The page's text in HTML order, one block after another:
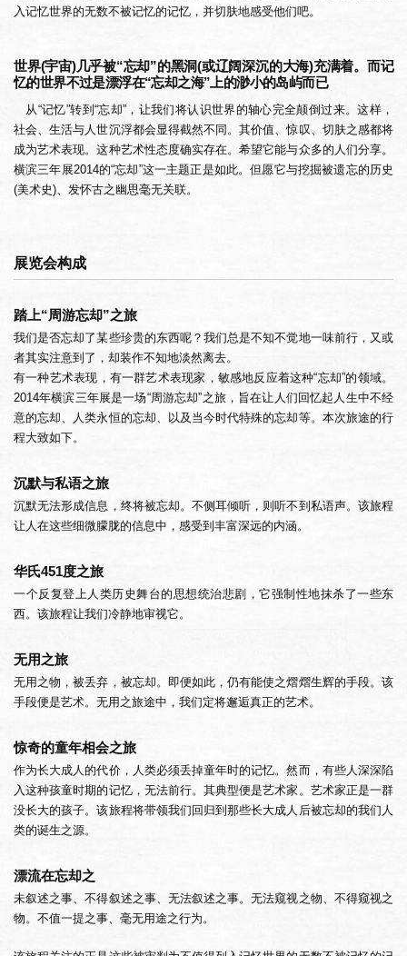
入记忆世界的无数不被记忆的记忆，并切肤地感受他们吧。
世界(宇宙)几乎被“忘却”的黑洞(或辽阔深沉的大海)充满着。而记
忆的世界不过是漂浮在“忘却之海”上的渺小的岛屿而已
从“记忆”转到“忘却”，让我们将认识世界的轴心完全颠倒过来。这样，
社会、生活与人世沉浮都会显得截然不同。其价值、惊叹、切肤之感都将
成为艺术表现。这种艺术性态度确实存在。希望它能与众多的人们分享。
横滨三年展2014的“忘却”这一主题正是如此。但愿它与挖掘被遗忘的历史
(美术史)、发怀古之幽思毫无关联。
展览会构成
踏上“周游忘却”之旅
我们是否忘却了某些珍贵的东西呢？我们总是不知不觉地一味前行，又或
者其实注意到了，却装作不知地淡然离去。
有一种艺术表现，有一群艺术表现家，敏感地反应着这种“忘却”的领域。
2014年横滨三年展是一场“周游忘却”之旅，旨在让人们回忆起人生中不经
意的忘却、人类永恒的忘却、以及当今时代特殊的忘却等。本次旅途的行
程大致如下。
沉默与私语之旅
沉默无法形成信息，终将被忘却。不侧耳倾听，则听不到私语声。该旅程
让人在这些细微朦胧的信息中，感受到丰富深远的内涵。
华氏451度之旅
一个反复登上人类历史舞台的思想统治悲剧，它强制性地抹杀了一些东
西。该旅程让我们冷静地审视它。
无用之旅
无用之物，被丢弃，被忘却。即便如此，仍有能使之熠熠生辉的手段。该
手段便是艺术。无用之旅途中，我们定将邂逅真正的艺术。
惊奇的童年相会之旅
作为长大成人的代价，人类必须丢掉童年时的记忆。然而，有些人深深陷
入这种孩童时期的记忆，无法前行。其典型便是艺术家。艺术家正是一群
没长大的孩子。该旅程将带领我们回归到那些长大成人后被忘却的我们人
类的诞生之源。
漂流在忘却之
未叙述之事、不得叙述之事、无法叙述之事。无法窥视之物、不得窥视之
物。不值一提之事、毫无用途之行为。